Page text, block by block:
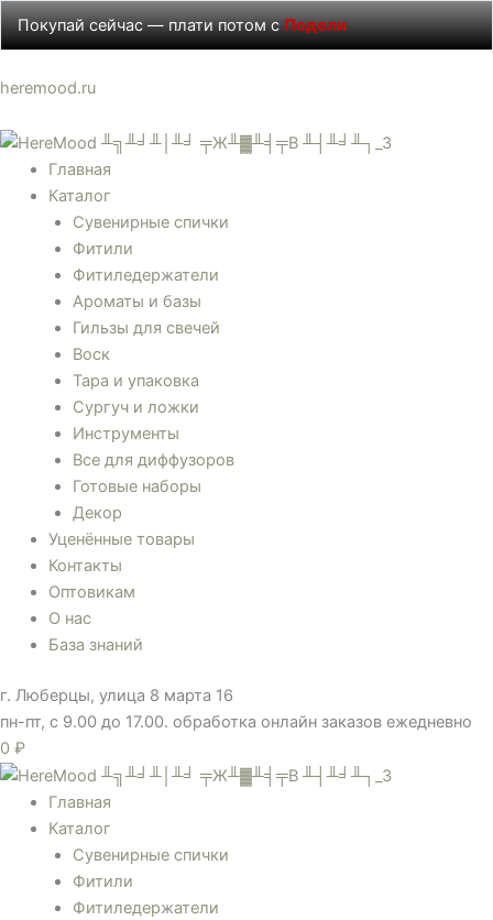
Покупай сейчас — плати потом сПодели
Перейти
к
heremood.ru
Меню
Главная
Каталог
Сувенирные спички
Фитили
Фитиледержатели
Ароматы и базы
Гильзы для свечей
Воск
Тара и упаковка
Сургуч и ложки
Инструменты
Все для диффузоров
Готовые наборы
Декор
Уценённые товары
Контакты
Оптовикам
О нас
База знаний
г. Люберцы, улица 8 марта 16
пн-пт, с 9.00 до 17.00. обработка онлайн заказов ежедневно
0 ₽
Меню
Главная
Каталог
Сувенирные спички
Фитили
Фитиледержатели
Количество
Гильзы
для
чайных
свечей
звезда
пустые
30 ₽
имеет
Опции
выбрать
на
странице
Меню
Меню